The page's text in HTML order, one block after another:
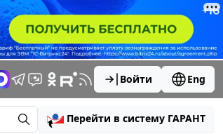
Войти Eng
Перейти в систему ГАРАНТ